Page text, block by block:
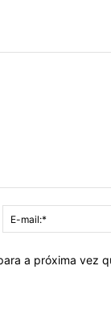
a próxima vez